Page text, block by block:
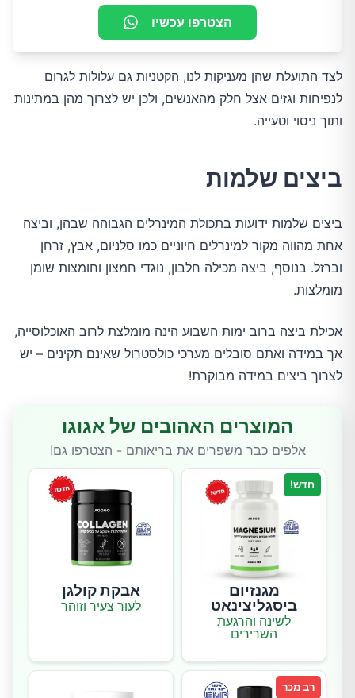
הצטרפו עכשיו
לצד התועלת שהן מעניקות לנו, הקטניות גם עלולות לגרום
לנפיחות וגזים אצל חלק מהאנשים, ולכן יש לצרוך מהן במתינות
ותוך ניסוי וטעייה.
ביצים שלמות
ביצים שלמות ידועות בתכולת המינרלים הגבוהה שבהן, וביצה
אחת מהווה מקור למינרלים חיוניים כמו סלניום, אבץ, זרחן
וברזל. בנוסף, ביצה מכילה חלבון, נוגדי חמצון וחומצות שומן
מומלצות.
אכילת ביצה ברוב ימות השבוע הינה מומלצת לרוב האוכלוסייה,
אך במידה ואתם סובלים מערכי כולסטרול שאינם תקינים – יש
לצרוך ביצים במידה מבוקרת!
המוצרים האהובים של אגוגו
אלפים כבר משפרים את בריאותם - הצטרפו גם!
חדש!
מגנזיום
ביסגליצינאט
לשינה והרגעת
השרירים
אבקת קולגן
לעור צעיר וזוהר
רב מכר